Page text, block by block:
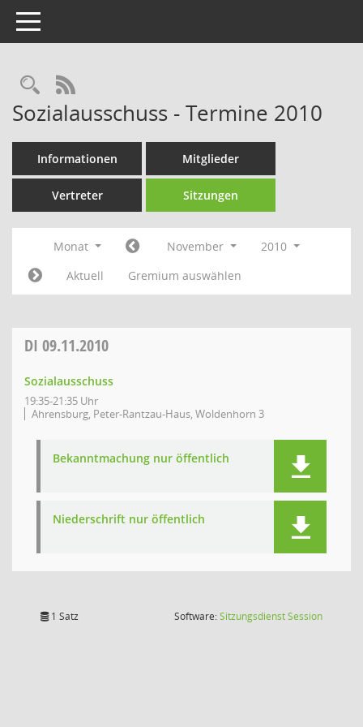
Toggle navigation
Rechercheauswahl
RSS-Feed
Sozialausschuss - Termine 2010
Informationen Mitglieder
Vertreter Sitzungen
Monat November
2010
Aktuell
Gremium auswählen
DI 09.11.2010
Sozialausschuss
19:35-21:35 Uhr
Ahrensburg, Peter-Rantzau-Haus, Woldenhorn 3
Bekanntmachung nur öffentlich
Niederschrift nur öffentlich
1 Satz Software:SitzungsdienstSession(Wird in